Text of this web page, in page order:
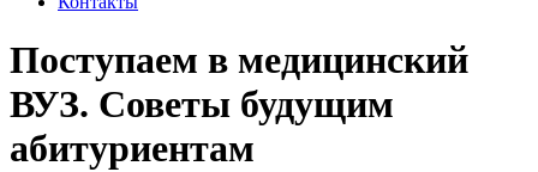
Поступаем в медицинский
ВУЗ. Советы будущим
абитуриентам